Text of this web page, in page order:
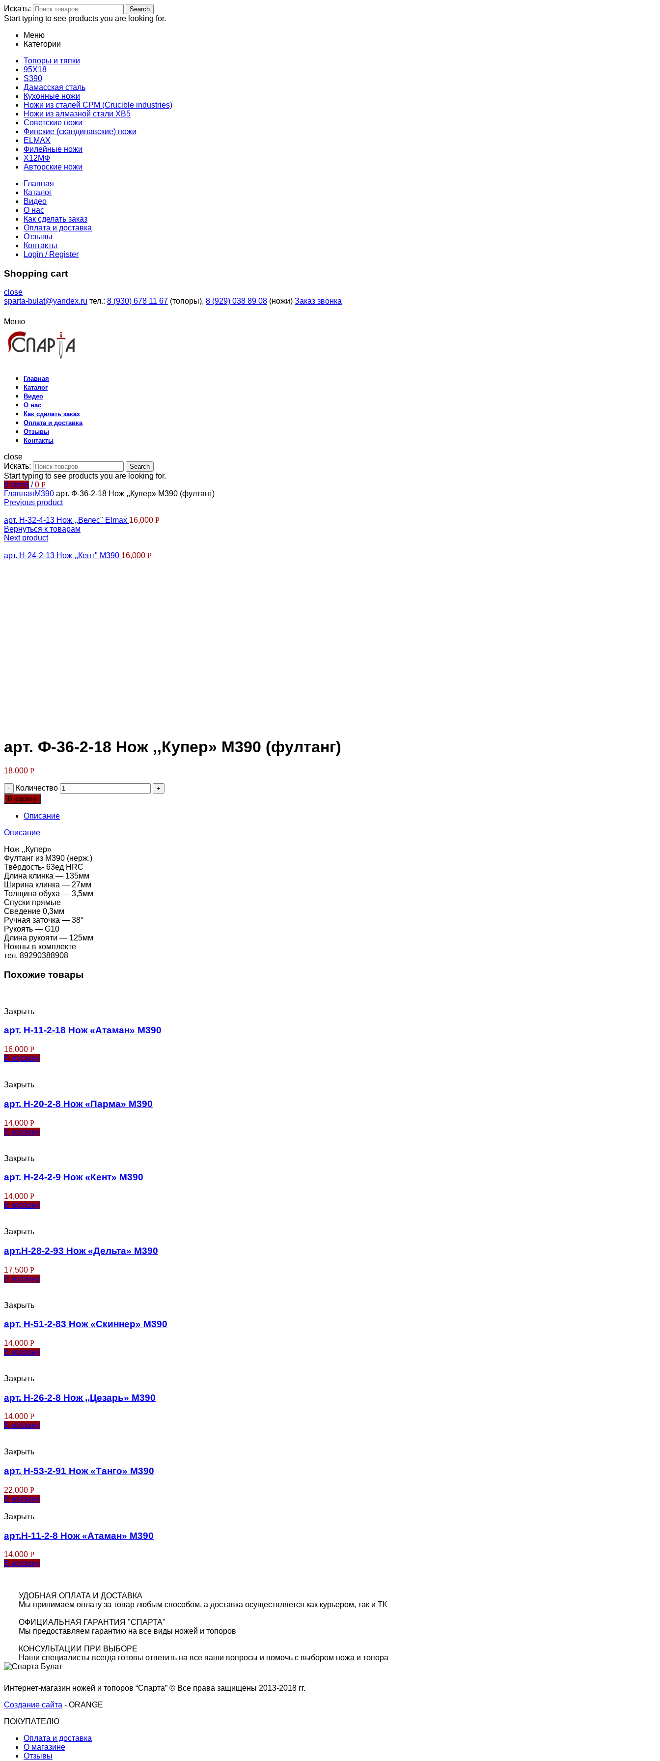
Искать: Search
Start typing to see products you are looking for.
Меню
Категории
Топоры и тяпки
95Х18
S390
Дамасская сталь
Кухонные ножи
Ножи из сталей CPM (Crucible industries)
Ножи из алмазной стали ХВ5
Советские ножи
Финские (скандинавские) ножи
ELMAX
Филейные ножи
Х12МФ
Авторские ножи
Главная
Каталог
Видео
О нас
Как сделать заказ
Оплата и доставка
Отзывы
Контакты
Login / Register
Shopping cart
close
sparta-bulat@yandex.ru тел.: 8 (930) 678 11 67 (топоры), 8 (929) 038 89 08 (ножи) Заказ звонка
Меню
Главная
Каталог
Видео
О нас
Как сделать заказ
Оплата и доставка
Отзывы
Контакты
close
Искать:
Search
Start typing to see products you are looking for.
0 items / 0 Р
ГлавнаяМ390 арт. Ф-36-2-18 Нож ,,Купер» М390 (фултанг)
Previous product
арт. Н-32-4-13 Нож ,,Велес" Elmax 16,000 Р
Вернуться к товарам
Next product
арт. Н-24-2-13 Нож ,,Кент" М390 16,000 Р
арт. Ф-36-2-18 Нож ,,Купер» М390 (фултанг)
18,000 Р
Количество
В корзину
Описание
Описание
Нож ,,Купер»
Фултанг из М390 (нерж.)
Твёрдость- 63ед HRC
Длина клинка — 135мм
Ширина клинка — 27мм
Толщина обуха — 3,5мм
Спуски прямые
Сведение 0,3мм
Ручная заточка — 38°
Рукоять — G10
Длина рукояти — 125мм
Ножны в комплекте
тел. 89290388908
Похожие товары
Закрыть
арт. Н-11-2-18 Нож «Атаман» M390
16,000 Р
В корзину
Закрыть
арт. Н-20-2-8 Нож «Парма» М390
14,000 Р
В корзину
Закрыть
арт. Н-24-2-9 Нож «Кент» М390
14,000 Р
В корзину
Закрыть
арт.Н-28-2-93 Нож «Дельта» М390
17,500 Р
В корзину
Закрыть
арт. Н-51-2-83 Нож «Скиннер» М390
14,000 Р
В корзину
Закрыть
арт. Н-26-2-8 Нож ,,Цезарь» М390
14,000 Р
В корзину
Закрыть
арт. Н-53-2-91 Нож «Танго» М390
22,000 Р
В корзину
Закрыть
арт.Н-11-2-8 Нож «Атаман» М390
14,000 Р
В корзину
УДОБНАЯ ОПЛАТА И ДОСТАВКА
Мы принимаем оплату за товар любым способом, а доставка осуществляется как курьером, так и ТК
ОФИЦИАЛЬНАЯ ГАРАНТИЯ "СПАРТА"
Мы предоставляем гарантию на все виды ножей и топоров
КОНСУЛЬТАЦИИ ПРИ ВЫБОРЕ
Наши специалисты всегда готовы ответить на все ваши вопросы и помочь с выбором ножа и топора
Интернет-магазин ножей и топоров “Спарта” © Все права защищены 2013-2018 гг.
Создание сайта - ORANGE
ПОКУПАТЕЛЮ
Оплата и доставка
О магазине
Отзывы